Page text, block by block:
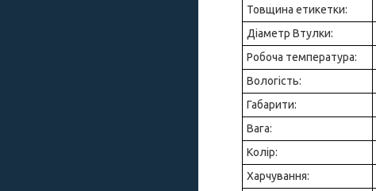
Товщина етикетки:
Діаметр Втулки:
Робоча температура:
Вологість:
Габарити:
Вага:
Колір:
Харчування: